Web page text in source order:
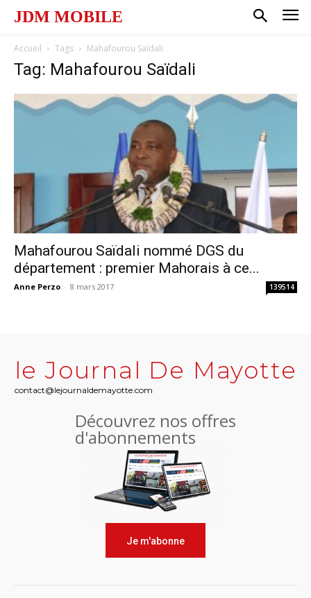
JDM MOBILE
Accueil Tags Mahafourou Saïdali
Tag: Mahafourou Saïdali
Mahafourou Saïdali nommé DGS du
département : premier Mahorais à ce...
Anne Perzo - 8 mars 2017 139514
le Journal De Mayotte
contact@lejournaldemayotte.com
Découvrez nos offres
d'abonnements
Je m'abonne